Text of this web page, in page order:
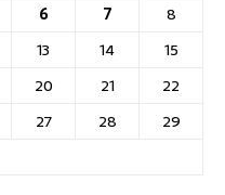
6 7
8
13 14
15
20 21
22
27 28
29